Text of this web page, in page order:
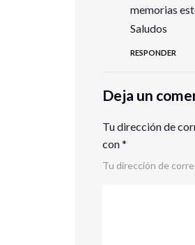
memorias
Saludos
RESPONDER
Deja un
Tu dirección de
con*
Tu dirección de